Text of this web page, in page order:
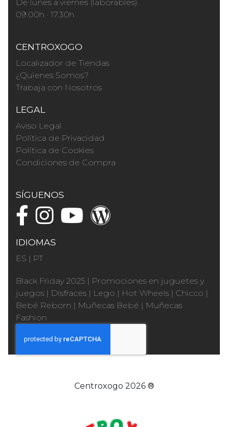
De lunes a viernes (laborables)
09.00h · 17.30h
CENTROXOGO
Localizador de Tiendas
¿Quienes Somos?
Trabaja con Nosotros
LEGAL
Aviso Legal
Política de Privacidad
Política de Cookies
Condiciones de Compra
SÍGUENOS
IDIOMAS
ES | PT
Black Friday 2025 | Promociones en juguetes y
juegos | Disfraces | Lego | Hot Wheels | Chicco |
Bebé Reborn | Muñecas Bebé | Muñecas
Fashion
Centroxogo 2026 ®